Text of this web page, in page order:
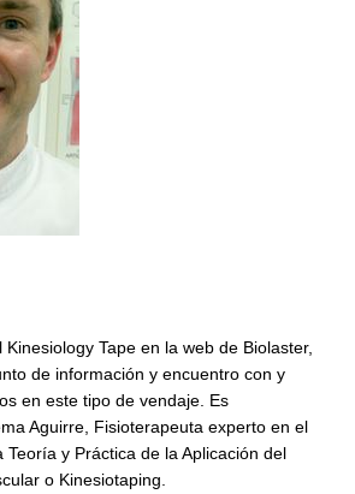
Tape en la web de Biolaster,
de información y encuentro con y
en este tipo de vendaje. Es
Aguirre, Fisioterapeuta experto en el
Teoría y Práctica de la Aplicación del
o Kinesiotaping.